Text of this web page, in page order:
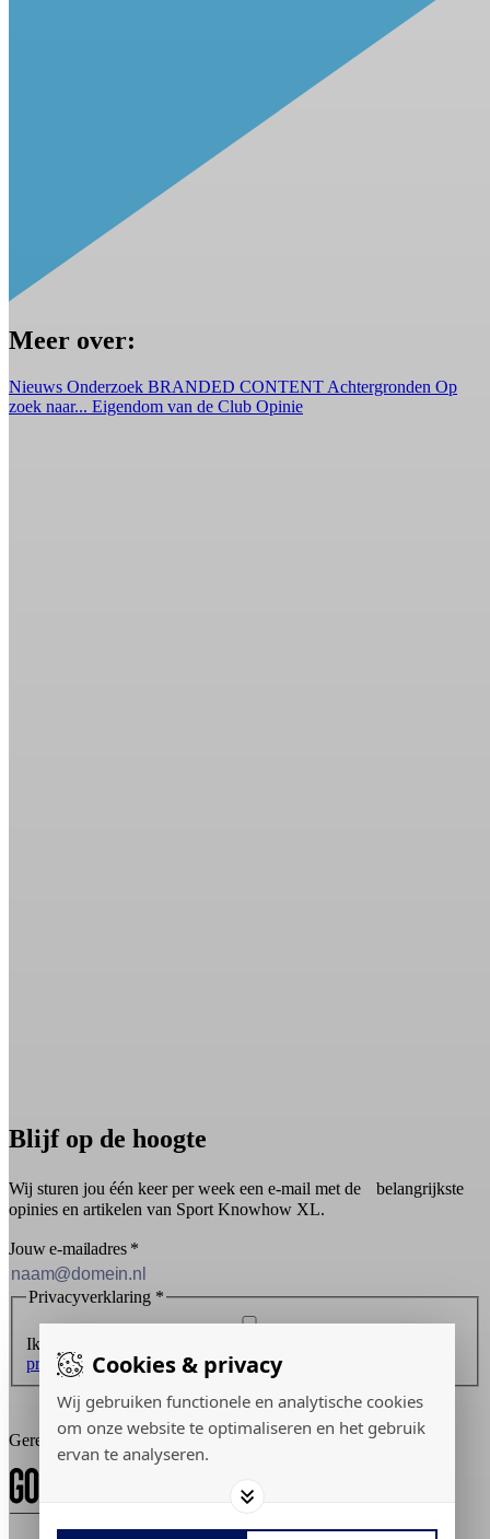
Cookies & privacy
Wij gebruiken functionele en analytische cookies
om onze website te optimaliseren en het gebruik
ervan te analyseren.
Meer over:
Nieuws Onderzoek BRANDED CONTENT Achtergronden Op
zoek naar... Eigendom van de Club Opinie
Blijf op de hoogte
Wij sturen jou één keer per week een e-mail met de belangrijkste
opinies en artikelen van Sport Knowhow XL.
Jouw e-mailadres *
Privacyverklaring *
Ik ontvang graag de nieuwsbrief en ga akkoord met de
privacyverklaring.
Inschrijven
Gerealiseerd door: